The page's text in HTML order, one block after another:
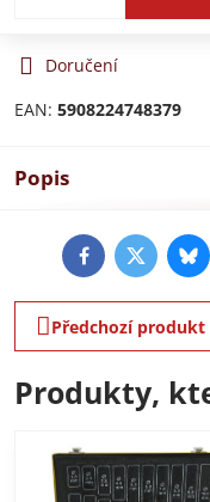
Doručení
EAN: 5908224748379
Popis
FacebookTwitter
Předchozí produkt
Produkty,